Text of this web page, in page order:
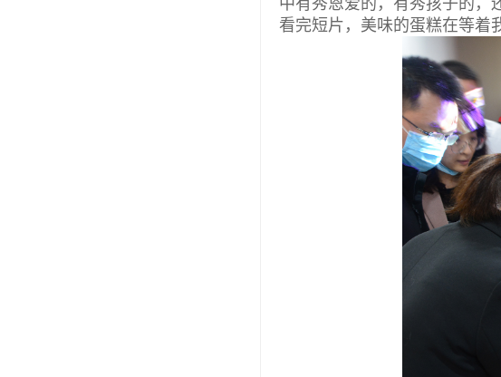
看完短片，美味的蛋糕在等着